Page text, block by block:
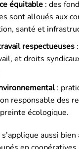
équitable: des
sont alloués aux
santé et
respectueuses:
et droits
:
responsable des
écologique.
aussi